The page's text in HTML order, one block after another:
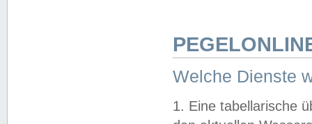
Welche Dienste
1. Eine tabellarische